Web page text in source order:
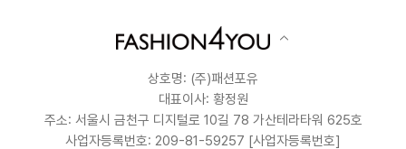
상호명: (주)패션포유
대표이사: 황정원
주소: 서울시 금천구 디지털로 10길 78 가산테라타워 625호
사업자등록번호: 209-81-59257 [사업자등록번호]